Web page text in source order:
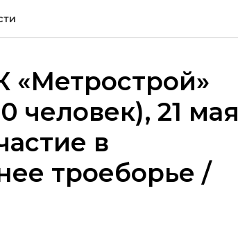
«Метрострой»
человек), 21 мая
в
троеборье /